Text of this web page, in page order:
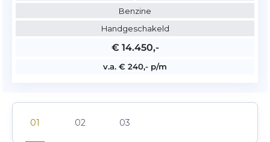
Benzine
Handgeschakeld
€ 14.450,-
v.a. € 240,- p/m